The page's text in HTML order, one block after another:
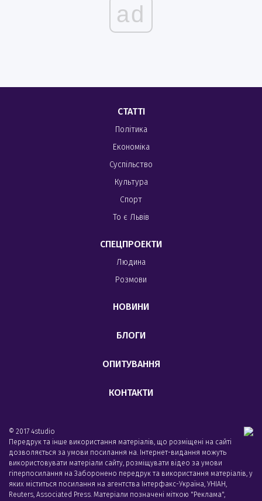
ad
СТАТТІ
Політика
Економіка
Суспільство
Культура
Спорт
То є Львів
СПЕЦПРОЕКТИ
Людина
Розмови
НОВИНИ
БЛОГИ
ОПИТУВАННЯ
КОНТАКТИ
© 2017 4studio
Передрук та інше використання матеріалів, що розміщені на сайті
дозволяється за умови посилання на. Інтернет-видання можуть
використовувати матеріали сайту, розміщувати відео за умови
гіперпосилання на Заборонено передрук та використання матеріалів, у
яких міститься посилання на агентства Iнтерфакс-Україна, УНIАН,
Reuters, Associated Press. Матеріали позначені міткою "Реклама",